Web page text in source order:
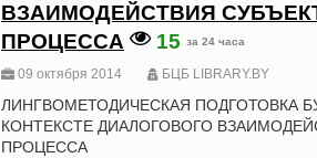
ВЗАИМОДЕЙСТВИЯ
ПРОЦЕССА
15 за 24 часа
09 октября 2014 БЦБ LIBRARY.BY
ЛИНГВОМЕТОДИЧЕСКАЯ ПОДГОТОВКА
КОНТЕКСТЕ ДИАЛОГОВОГО
ПРОЦЕССА